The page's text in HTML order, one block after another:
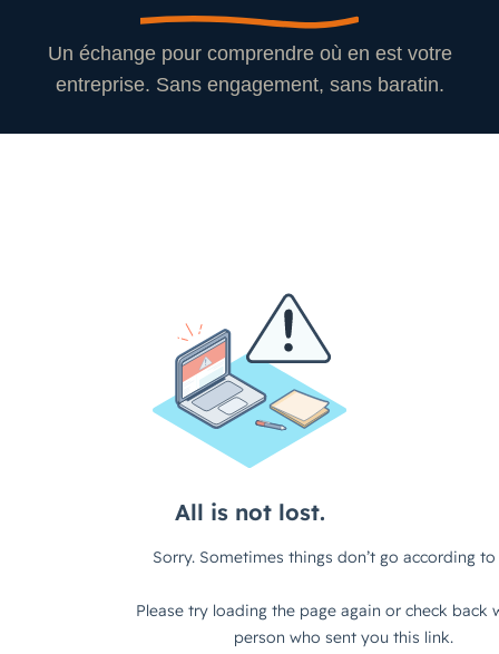
Un échange pour comprendre où en est votre
entreprise. Sans engagement, sans baratin.